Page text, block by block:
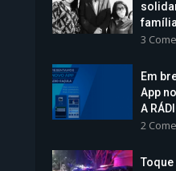
Vice-
tomará
1.101
3
Em
App
A
2